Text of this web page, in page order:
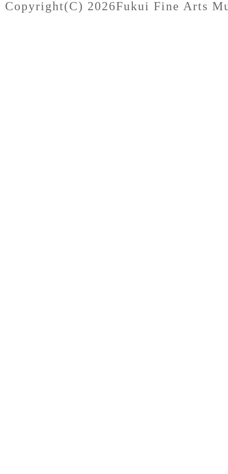
Copyright(C) 2026Fukui Fine Arts